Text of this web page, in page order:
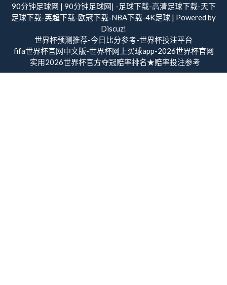
90分钟足球网 | 90分钟足球网| -足球下载-高清足球下载-天下
足球下载-英超下载-欧冠下载-NBA下载-4K足球 | Powered by
Discuz!
世界杯预测推荐-今日比分参考-世界杯投注平台
fifa世界杯官网中文版-世界杯网上买球app-2026世界杯官网
实用2026世界杯官方夺冠赔率排名★赔率投注参考